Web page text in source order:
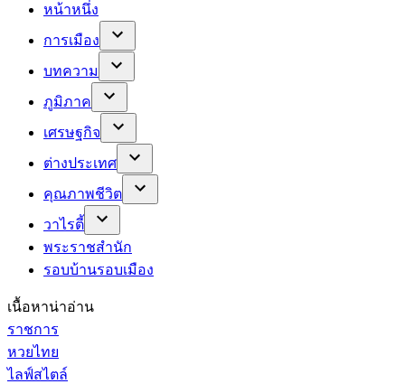
หน้าหนึ่ง
การเมือง
บทความ
ภูมิภาค
เศรษฐกิจ
ต่างประเทศ
คุณภาพชีวิต
วาไรตี้
พระราชสำนัก
รอบบ้านรอบเมือง
เนื้อหาน่าอ่าน
ราชการ
หวยไทย
ไลฟ์สไตล์